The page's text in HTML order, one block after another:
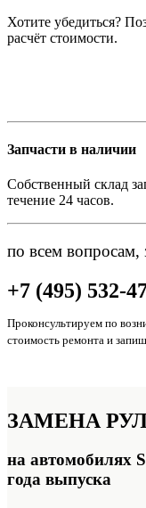
Хотите убедиться?
расчёт стоимости.
Запчасти в наличии
Собственный склад
течение 24 часов.
по всем вопросам,
+7 (495) 532-
Проконсультируем по
стоимость ремонта и
ЗАМЕНА
на автомобилях
года выпуска